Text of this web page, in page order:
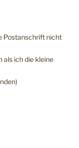
Postanschrift nicht
als ich die kleine